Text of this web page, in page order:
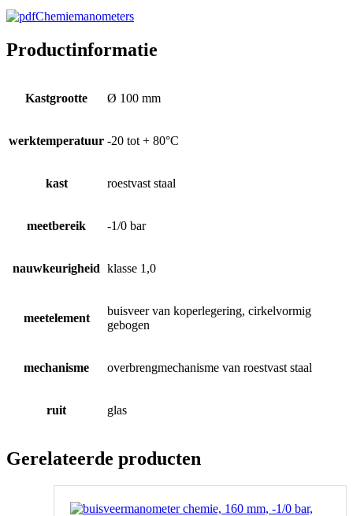
Chemiemanometers
Productinformatie
Kastgrootte Ø 100 mm
werktemperatuur -20 tot + 80°C
kast roestvast staal
meetbereik -1/0 bar
nauwkeurigheid klasse 1,0
meetelement
buisveer van koperlegering, cirkelvormig
gebogen
mechanisme overbrengmechanisme van roestvast staal
ruit glas
Gerelateerde producten